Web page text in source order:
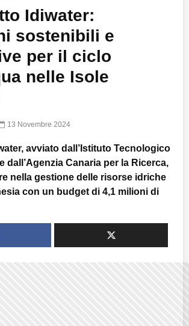
Idiwater:
sostenibili e
per il ciclo
nelle Isole
13 Novembre 2024
avviato dall’Istituto Tecnologico
dall’Agenzia Canaria per la Ricerca,
nella gestione delle risorse idriche
con un budget di 4,1 milioni di